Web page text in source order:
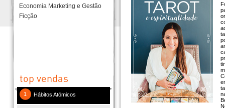
Economia Marketing e Gestão
Ficção
1 Hábitos Atómicos